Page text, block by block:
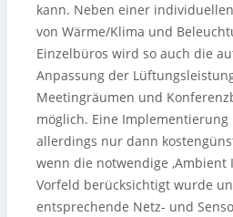
kann. Neben einer
von Wärme/Klima und
Einzelbüros wird so auch die
Anpassung der
Meetingräumen und
möglich. Eine Implementierung
allerdings nur dann
wenn die notwendige ‚Ambient
Vorfeld berücksichtigt wurde
entsprechende Netz- und